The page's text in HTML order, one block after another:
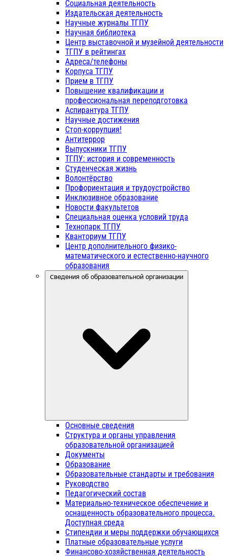
Социальная деятельность
Издательская деятельность
Научные журналы ТГПУ
Научная библиотека
Центр выставочной и музейной деятельности
ТГПУ в рейтингах
Адреса/телефоны
Корпуса ТГПУ
Прием в ТГПУ
Повышение квалификации и
профессиональная переподготовка
Аспирантура ТГПУ
Научные достижения
Стоп-коррупция!
Антитеррор
Выпускники ТГПУ
ТГПУ: история и современность
Студенческая жизнь
Волонтёрство
Профориентация и трудоустройство
Инклюзивное образование
Новости факультетов
Специальная оценка условий труда
Технопарк ТГПУ
Кванториум ТГПУ
Центр дополнительного физико-
математического и естественно-научного
образования
Сведения об образовательной организации
Основные сведения
Структура и органы управления
образовательной организацией
Документы
Образование
Образовательные стандарты и требования
Руководство
Педагогический состав
Материально-техническое обеспечение и
оснащенность образовательного процесса.
Доступная среда
Стипендии и меры поддержки обучающихся
Платные образовательные услуги
Финансово-хозяйственная деятельность